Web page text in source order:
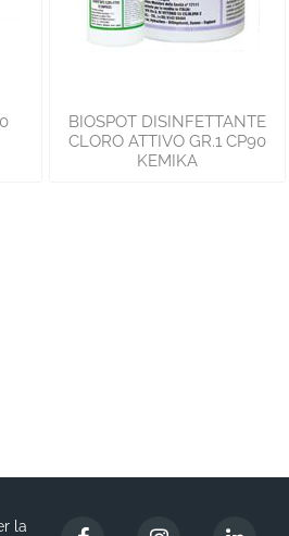
BIOSPOT DISINFETTANTE
CLORO ATTIVO GR.1 CP90
KEMIKA
la